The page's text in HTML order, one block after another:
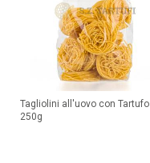
Tagliolini all'uovo con Tartufo
250g